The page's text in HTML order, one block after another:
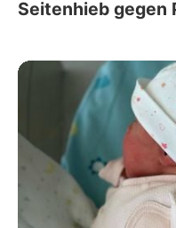
Seitenhieb gegen